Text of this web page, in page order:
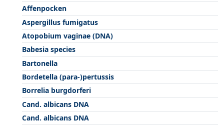
Affenpocken
Aspergillus fumigatus
Atopobium vaginae (DNA)
Babesia species
Bartonella
Bordetella (para-)pertussis
Borrelia burgdorferi
Cand. albicans DNA
Cand. albicans DNA